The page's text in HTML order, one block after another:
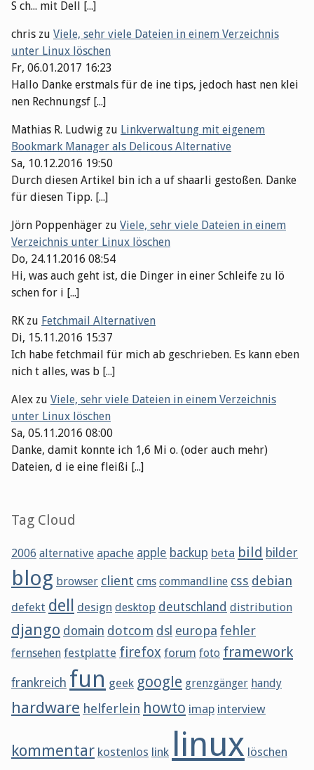
S ch... mit Dell [...]
chris zu Viele, sehr viele Dateien in einem Verzeichnis
unter Linux löschen
Fr, 06.01.2017 16:23
Hallo Danke erstmals für de ine tips, jedoch hast nen klei
nen Rechnungsf [...]
Mathias R. Ludwig zu Linkverwaltung mit eigenem
Bookmark Manager als Delicous Alternative
Sa, 10.12.2016 19:50
Durch diesen Artikel bin ich a uf shaarli gestoßen. Danke
für diesen Tipp. [...]
Jörn Poppenhäger zu Viele, sehr viele Dateien in einem
Verzeichnis unter Linux löschen
Do, 24.11.2016 08:54
Hi, was auch geht ist, die Dinger in einer Schleife zu lö
schen for i [...]
RK zu Fetchmail Alternativen
Di, 15.11.2016 15:37
Ich habe fetchmail für mich ab geschrieben. Es kann eben
nich t alles, was b [...]
Alex zu Viele, sehr viele Dateien in einem Verzeichnis
unter Linux löschen
Sa, 05.11.2016 08:00
Danke, damit konnte ich 1,6 Mi o. (oder auch mehr)
Dateien, d ie eine fleißi [...]
Tag Cloud
2006 alternative apache apple backup beta bild bilder
blog browser client cms commandline css debian
defekt dell design desktop deutschland distribution
django domain dotcom dsl europa fehler
fernsehen festplatte firefox forum foto framework
frankreich fun geek google grenzgänger handy
hardware helferlein howto imap interview
kommentar kostenlos link linux löschen